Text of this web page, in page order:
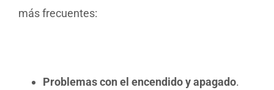
más frecuentes:
Problemas con el encendido y apagado.